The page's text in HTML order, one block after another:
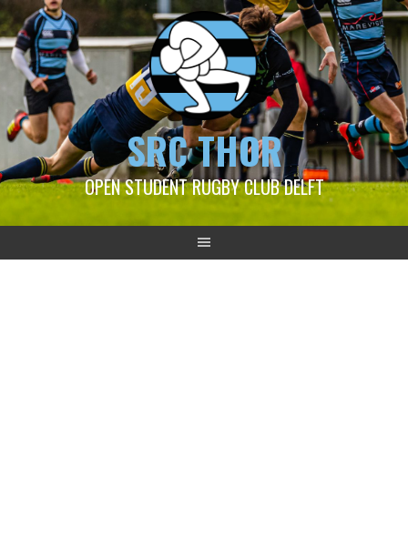
SRC THOR
OPEN STUDENT RUGBY CLUB DELFT